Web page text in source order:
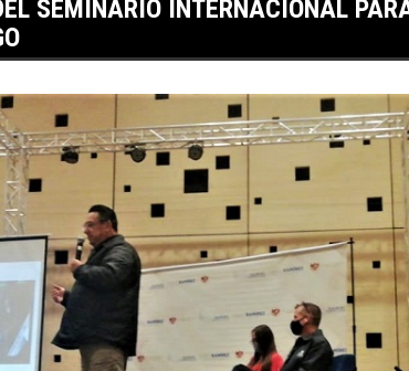
SEMINARIO INTERNACIONAL